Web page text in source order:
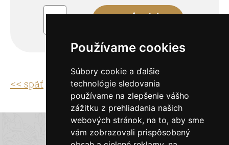
Používame cookies
Súbory cookie a ďalšie
technológie sledovania
používame na zlepšenie vášho
zážitku z prehliadania našich
webových stránok, na to, aby sme
vám zobrazovali prispôsobený
<< späť
E-shop Zlatky.sk